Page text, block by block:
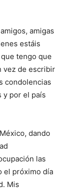
amigas
estáis
tengo que
vez de escribir
condolencias
y por el país
dando
las
el próximo día
Mis